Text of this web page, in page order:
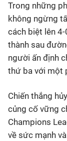
Trong những
không ngừng
cách biệt lên
thành sau
người ấn định
thứ ba với một
Chiến thắng
củng cố vững
Champions
về sức mạnh